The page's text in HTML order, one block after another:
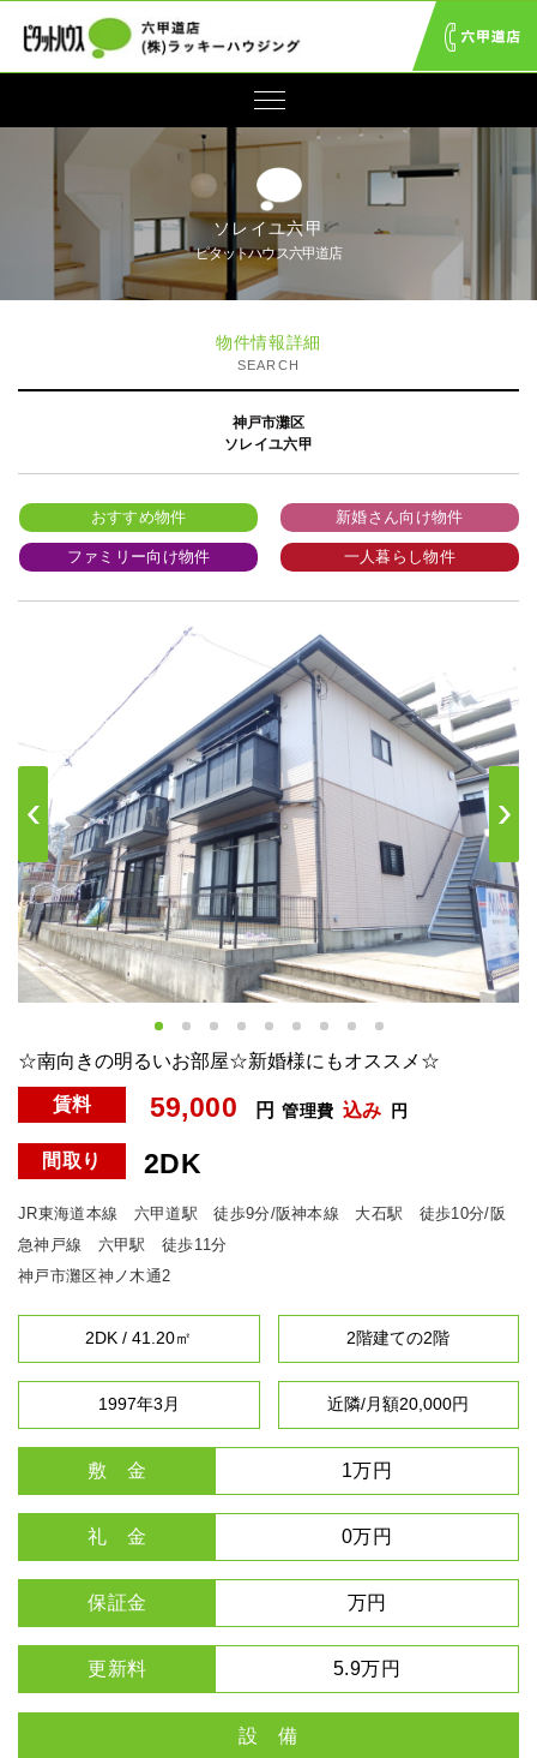
ソレイユ六甲
ピタットハウス六甲道店
物件情報詳細
SEARCH
神戸市灘区
ソレイユ六甲
おすすめ物件 新婚さん向け物件
ファミリー向け物件 一人暮らし物件
Next
☆南向きの明るいお部屋☆新婚様にもオススメ☆
賃料 59,000 円 管理費 込み 円
間取り 2DK
JR東海道本線 六甲道駅 徒歩9分/阪神本線 大石駅 徒歩10分/阪
急神戸線 六甲駅 徒歩11分
神戸市灘区神ノ木通2
2DK / 41.20㎡ 2階建ての2階
1997年3月 近隣/月額20,000円
敷 金 1万円
礼 金 0万円
保証金 万円
更新料 5.9万円
設 備